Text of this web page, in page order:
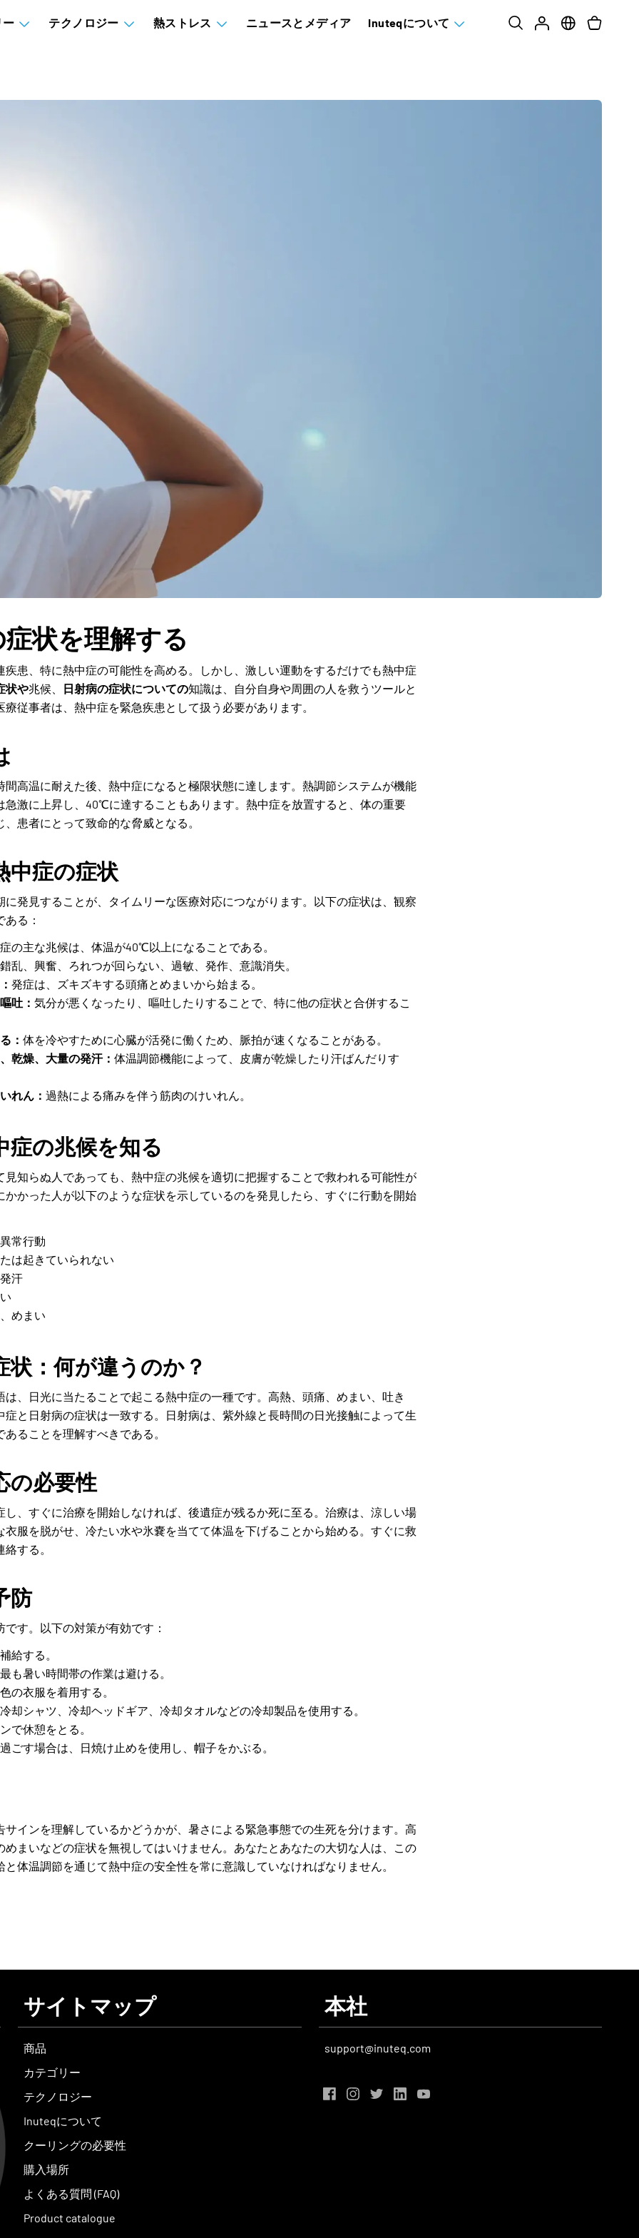
ー テクノロジー 熱ストレス ニュースとメディア Inuteqについて
状を理解する
疾患、特に熱中症の可能性を高める。しかし、激しい運動をするだけでも熱中症
状や兆候、 日射病の症状についての知識は、自分自身や周囲の人を救うツールと
従事者は、熱中症を緊急疾患として扱う必要があります。
間高温に耐えた後、熱中症になると極限状態に達します。熱調節システムが機能
急激に上昇し、40℃に達することもあります。熱中症を放置すると、体の重要
患者にとって致命的な脅威となる。
中症の症状
に発見することが、タイムリーな医療対応につながります。以下の症状は、観察
る：
の主な兆候は、体温が40℃以上になることである。
錯乱、興奮、ろれつが回らない、過敏、発作、意識消失。
発症は、ズキズキする頭痛とめまいから始まる。
吐： 気分が悪くなったり、嘔吐したりすることで、特に他の症状と合併するこ
： 体を冷やすために心臓が活発に働くため、脈拍が速くなることがある。
乾燥、大量の発汗： 体温調節機能によって、皮膚が乾燥したり汗ばんだりす
れん： 過熱による痛みを伴う筋肉のけいれん。
症の兆候を知る
見知らぬ人であっても、熱中症の兆候を適切に把握することで救われる可能性が
かかった人が以下のような症状を示しているのを発見したら、すぐに行動を開始
常行動
は起きていられない
汗
めまい
状：何が違うのか？
は、日光に当たることで起こる熱中症の一種です。高熱、頭痛、めまい、吐き
症と日射病の症状は一致する。日射病は、紫外線と長時間の日光接触によって生
ることを理解すべきである。
の必要性
し、すぐに治療を開始しなければ、後遺症が残るか死に至る。治療は、涼しい場
衣服を脱がせ、冷たい水や氷嚢を当てて体温を下げることから始める。すぐに救
する。
防
す。以下の対策が有効です：
給する。
も暑い時間帯の作業は避ける。
の衣服を着用する。
却シャツ、冷却ヘッドギア、冷却タオルなどの冷却製品を使用する。
で休憩をとる。
ごす場合は、日焼け止めを使用し、帽子をかぶる。
サインを理解しているかどうかが、暑さによる緊急事態での生死を分けます。高
めまいなどの症状を無視してはいけません。あなたとあなたの大切な人は、この
体温調節を通じて熱中症の安全性を常に意識していなければなりません。
サイトマップ
商品
カテゴリー
テクノロジー
Inuteqについて
クーリングの必要性
購入場所
よくある質問 (FAQ)
Product catalogue
本社
support@inuteq.com